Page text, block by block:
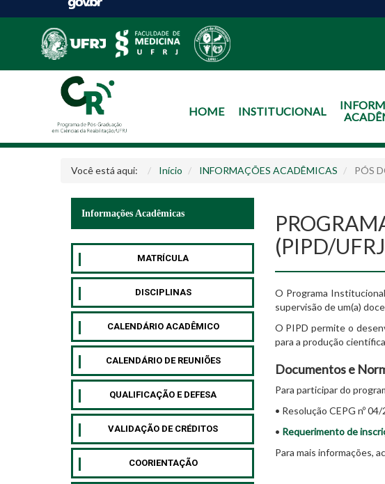
HOME INSTITUCIONAL
Você está aqui: Início INFORMAÇÕES ACADÊMICAS ⁠PÓS
Informações Acadêmicas
MATRÍCULA
DISCIPLINAS
CALENDÁRIO ACADÊMICO
CALENDÁRIO DE REUNIÕES
QUALIFICAÇÃO E DEFESA
VALIDAÇÃO DE CRÉDITOS
COORIENTAÇÃO
(PIPD/
O Programa
supervisão de um(a)
O PIPD permite o
para a produção
Documentos e
Para participar do
• Resolução CEPG nº
• Requerimento de
Para mais informações,